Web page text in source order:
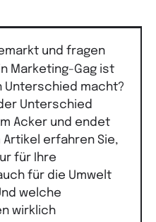
und fragen
Marketing-Gag ist
macht?
Unterschied
Acker und endet
Artikel erfahren Sie,
für Ihre
für die Umwelt
welche
wirklich